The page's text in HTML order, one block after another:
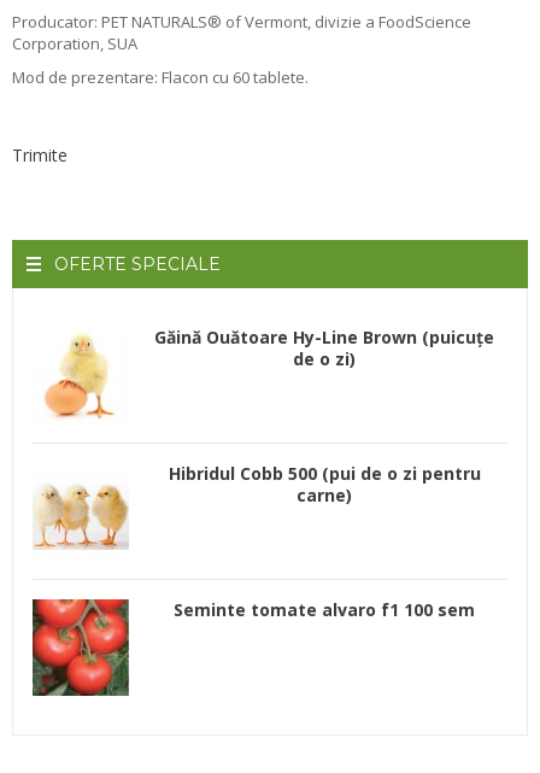
Producator: PET NATURALS® of Vermont, divizie a FoodScience
Corporation, SUA
Mod de prezentare: Flacon cu 60 tablete.
Trimite
OFERTE SPECIALE
Găină Ouătoare Hy-Line Brown (puicuțe
de o zi)
Hibridul Cobb 500 (pui de o zi pentru
carne)
Seminte tomate alvaro f1 100 sem